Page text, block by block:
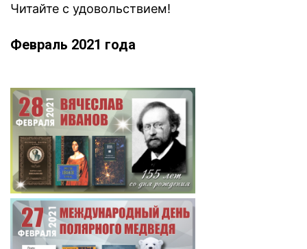
Читайте с удовольствием!
Февраль 2021 года